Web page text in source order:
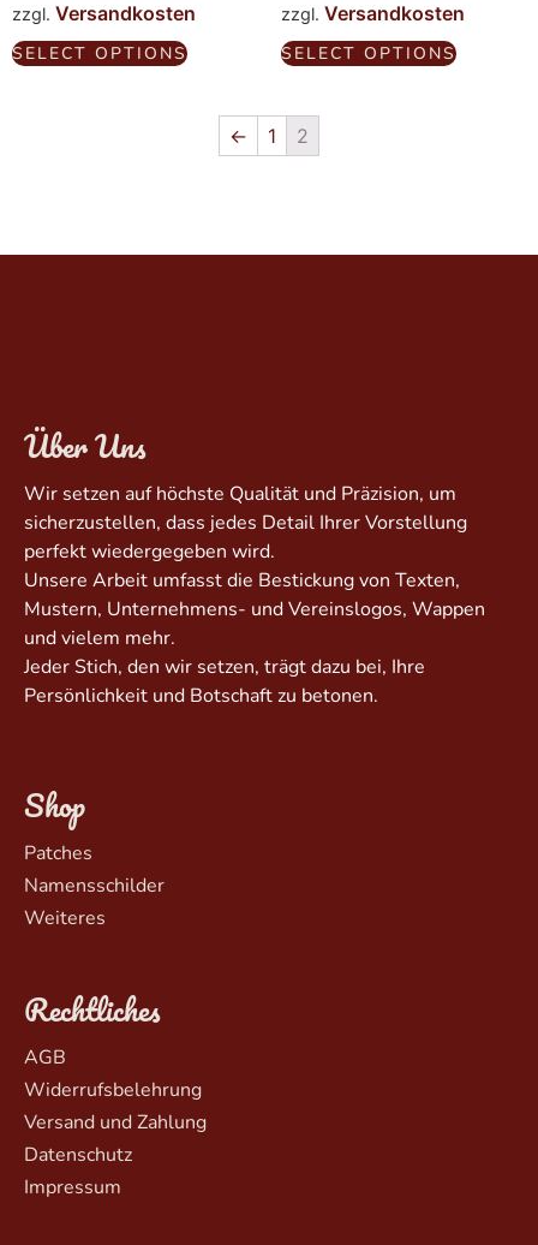
zzgl. Versandkosten
SELECT OPTIONS
zzgl. Versandkosten
SELECT OPTIONS
← 1 2
Über Uns
Wir setzen auf höchste Qualität und Präzision, um
sicherzustellen, dass jedes Detail Ihrer Vorstellung
perfekt wiedergegeben wird.
Unsere Arbeit umfasst die Bestickung von Texten,
Mustern, Unternehmens- und Vereinslogos, Wappen
und vielem mehr.
Jeder Stich, den wir setzen, trägt dazu bei, Ihre
Persönlichkeit und Botschaft zu betonen.
Shop
Patches
Namensschilder
Weiteres
Rechtliches
AGB
Widerrufsbelehrung
Versand und Zahlung
Datenschutz
Impressum